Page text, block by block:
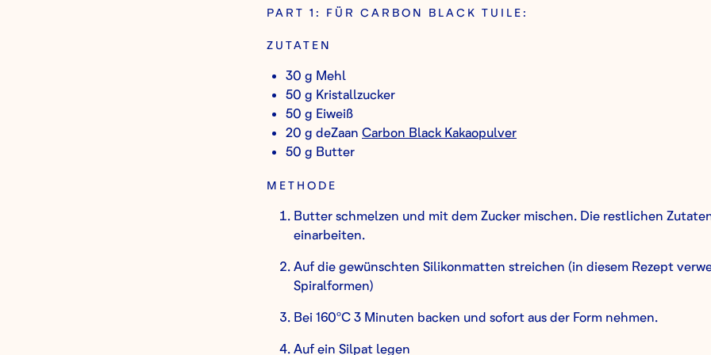
PART 1: FÜR CARBON BLACK TUILE:
ZUTATEN
30 g Mehl
50 g Kristallzucker
50 g Eiweiß
20 g deZaan Carbon Black Kakaopulver
50 g Butter
METHODE
Butter schmelzen und mit dem Zucker mischen. Die restlichen
einarbeiten.
Auf die gewünschten Silikonmatten streichen (in diesem Rezept
Spiralformen)
Bei 160ºC 3 Minuten backen und sofort aus der Form nehmen.
Auf ein Silpat legen